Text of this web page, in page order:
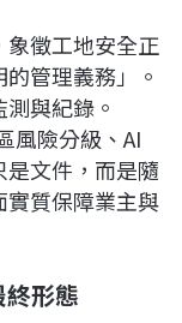
象徵工地安全正
管理義務」。
與紀錄。
風險分級、AI
文件，而是隨
質保障業主與
形態